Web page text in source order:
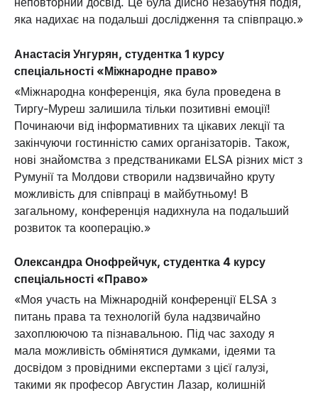
яка надихає на подальші дослідження та співпрацю.»
Анастасія Унгурян, студентка 1 курсу
спеціальності «Міжнародне право»
«Міжнародна конференція, яка була проведена в
Тиргу-Муреш залишила тільки позитивні емоції!
Починаючи від інформативних та цікавих лекції та
закінчуючи гостинністю самих організаторів. Також,
нові знайомства з предстваниками ELSA різних міст з
Румунії та Молдови створили надзвичайно круту
можливість для співпраці в майбутньому! В
загальному, конференція надихнула на подальший
розвиток та кооперацію.»
Олександра Онофрейчук, студентка 4 курсу
спеціальності «Право»
«Моя участь на Міжнародній конференції ELSA з
питань права та технологій була надзвичайно
захоплюючою та пізнавальною. Під час заходу я
мала можливість обмінятися думками, ідеями та
досвідом з провідними експертами з цієї галузі,
такими як професор Августин Лазар, колишній